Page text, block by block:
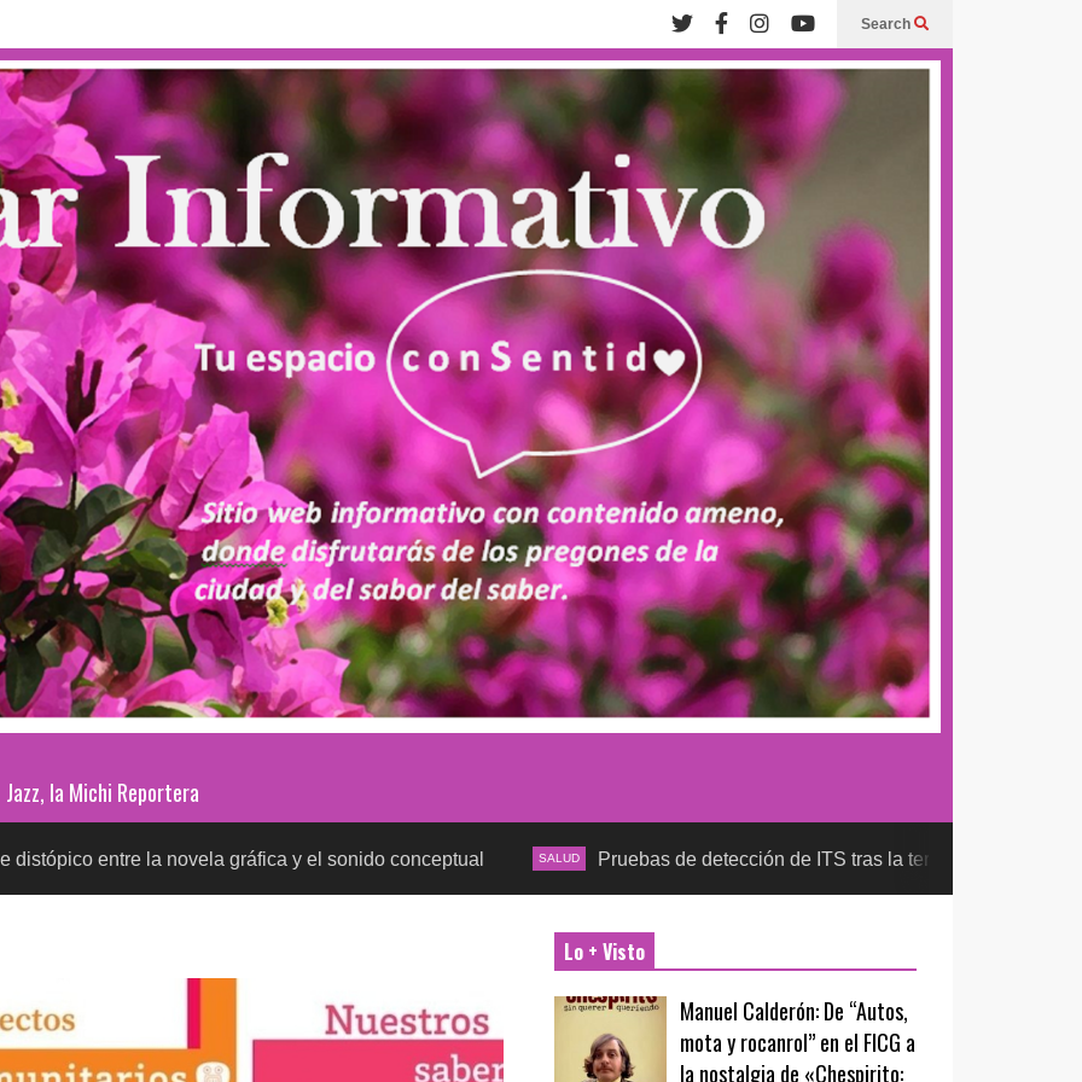
Search
Jazz, la Michi Reportera
la novela gráfica y el sonido conceptual SALUD Pruebas de detección de ITS tras la temporada futbolera, aseguran
Lo + Visto
Manuel Calderón: De “Autos,
mota y rocanrol” en el FICG a
la nostalgia de «Chespirito: